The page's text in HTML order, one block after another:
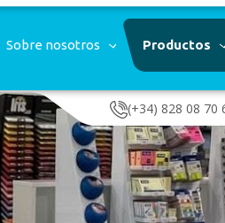
Sobre nosotros Productos
(+34) 828 08 70